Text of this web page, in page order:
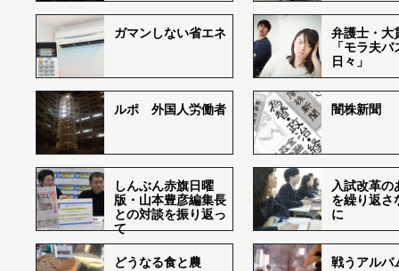
ガマンしない省エネ
弁護士・大
「モラ夫
日々」
ルポ 外国人労働者 闇株新聞
しんぶん赤旗日曜
版・山本豊彦編集長
との対談を振り返っ
て
入試改革の
を繰り返さ
に
どうなる食と農 戦うアルバ